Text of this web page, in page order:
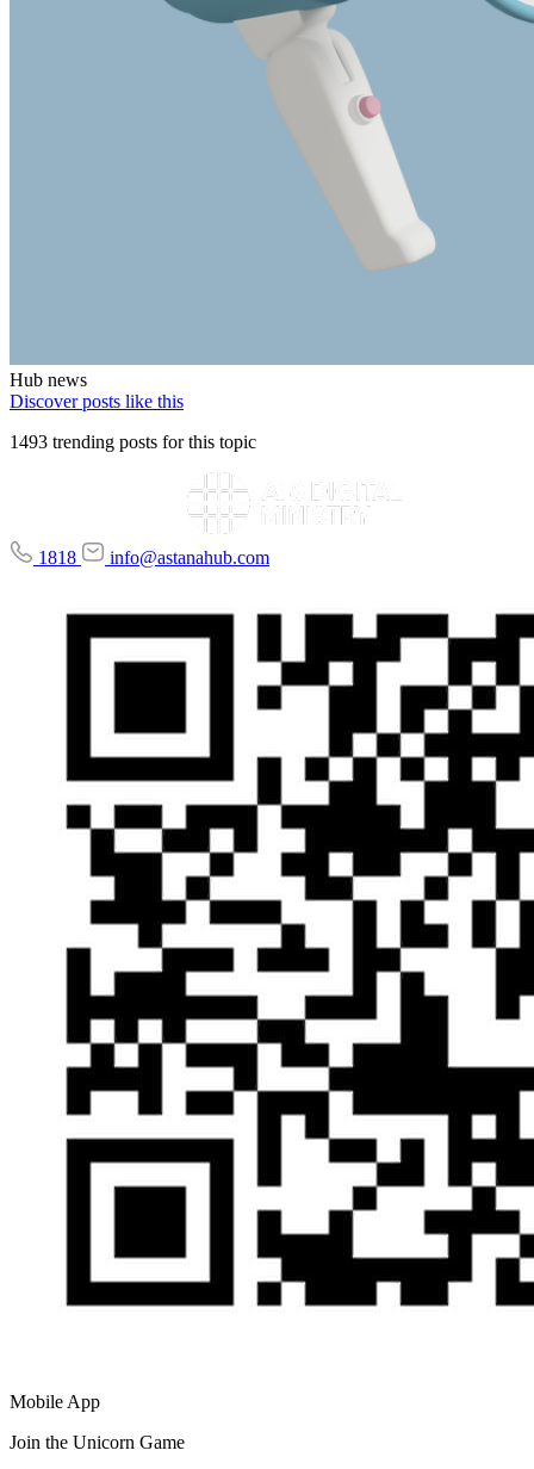
Hub news
Discover posts like this
1493 trending posts for this topic
1818 info@astanahub.com
Mobile App
Join the Unicorn Game